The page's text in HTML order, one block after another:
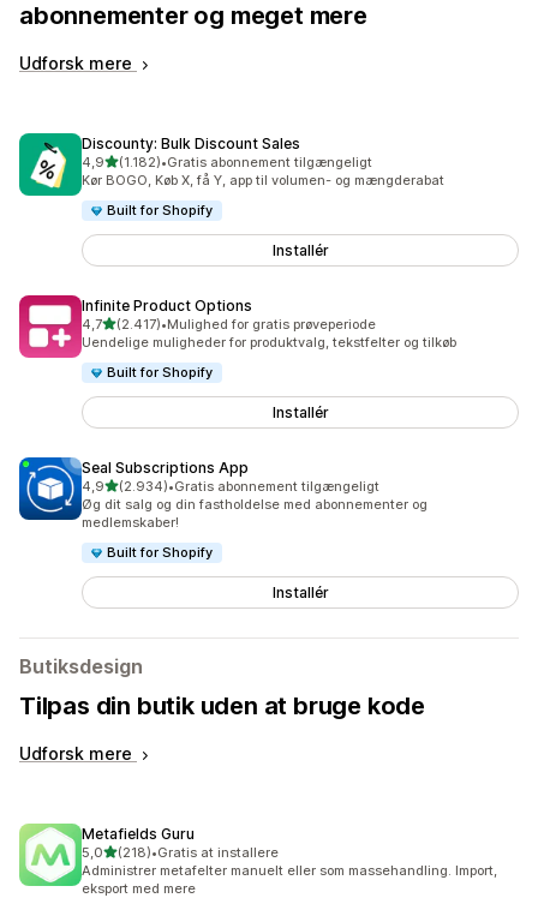
abonnementer og meget mere
Udforsk mere
Discounty: Bulk Discount Sales
4,9ud af 5 stjerner
(1.182)
1182 anmeldelser i alt
•Gratis abonnement tilgængeligt
Kør BOGO, Køb X, få Y, app til volumen- og mængderabat
Built for Shopify
Installér
Infinite Product Options
4,7ud af 5 stjerner
(2.417)
2417 anmeldelser i alt
•Mulighed for gratis prøveperiode
Uendelige muligheder for produktvalg, tekstfelter og tilkøb
Built for Shopify
Installér
Seal Subscriptions App
4,9ud af 5 stjerner
(2.934)
2934 anmeldelser i alt
•Gratis abonnement tilgængeligt
Øg dit salg og din fastholdelse med abonnementer og
medlemskaber!
Built for Shopify
Installér
Butiksdesign
Tilpas din butik uden at bruge kode
Udforsk mere
Metafields Guru
5,0ud af 5 stjerner
(218)
218 anmeldelser i alt
•Gratis at installere
Administrer metafelter manuelt eller som massehandling. Import,
eksport med mere